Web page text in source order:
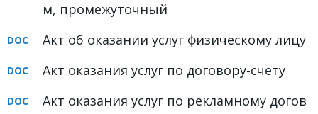
м, промежуточный
Акт об оказании услуг физическому лицу
Акт оказания услуг по договору-счету
Акт оказания услуг по рекламному догов